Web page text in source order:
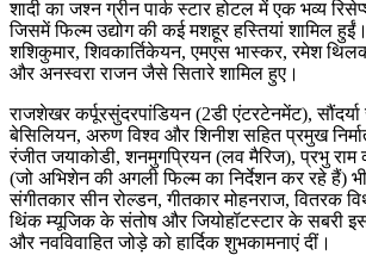
शादी का जश्न ग्रीन पार्क स्टार होटल में एक भव्य
जिसमें फिल्म उद्योग की कई मशहूर हस्तियां शामिल
शशिकुमार, शिवकार्तिकेयन, एमएस भास्कर, रमेश
और अनस्वरा राजन जैसे सितारे शामिल हुए।
राजशेखर कर्पूरसुंदरपांडियन (2डी एंटरटेनमेंट),
बेसिलियन, अरुण विश्व और शिनीश सहित प्रमुख
रंजीत जयाकोडी, शनमुगप्रियन (लव मैरिज), प्रभु
(जो अभिशेन की अगली फिल्म का निर्देशन कर रहे हैं)
संगीतकार सीन रोल्डन, गीतकार मोहनराज, वितरक
थिंक म्यूजिक के संतोष और जियोहॉटस्टार के सबरी इस
और नवविवाहित जोड़े को हार्दिक शुभकामनाएं दीं।